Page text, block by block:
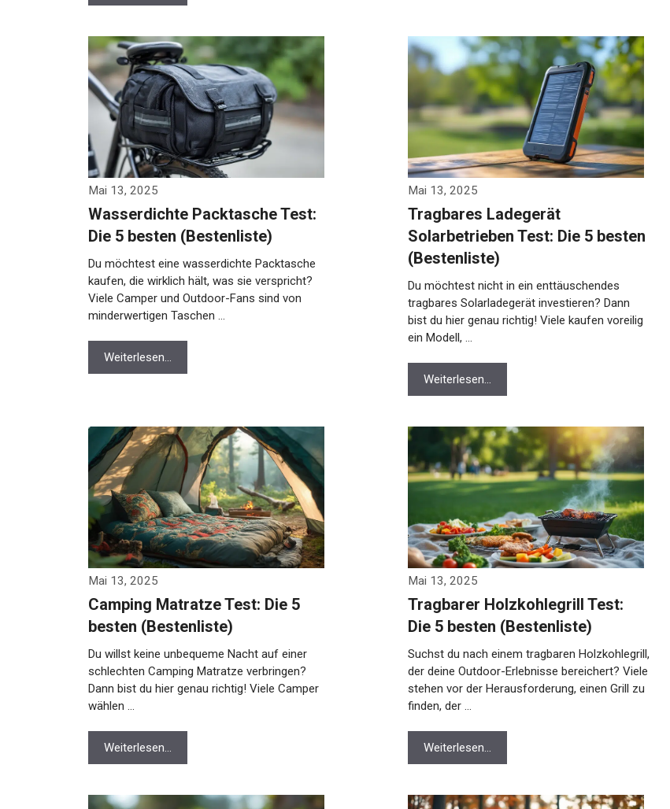
Mai 13, 2025
Wasserdichte Packtasche Test:
Die 5 besten (Bestenliste)
Du möchtest eine wasserdichte Packtasche
kaufen, die wirklich hält, was sie verspricht?
Viele Camper und Outdoor-Fans sind von
minderwertigen Taschen …
Weiterlesen…
Mai 13, 2025
Tragbares Ladegerät
Solarbetrieben Test: Die 5 besten
(Bestenliste)
Du möchtest nicht in ein enttäuschendes
tragbares Solarladegerät investieren? Dann
bist du hier genau richtig! Viele kaufen voreilig
ein Modell, …
Weiterlesen…
Mai 13, 2025
Camping Matratze Test: Die 5
besten (Bestenliste)
Du willst keine unbequeme Nacht auf einer
schlechten Camping Matratze verbringen?
Dann bist du hier genau richtig! Viele Camper
wählen …
Weiterlesen…
Mai 13, 2025
Tragbarer Holzkohlegrill Test:
Die 5 besten (Bestenliste)
Suchst du nach einem tragbaren Holzkohlegrill,
der deine Outdoor-Erlebnisse bereichert? Viele
stehen vor der Herausforderung, einen Grill zu
finden, der …
Weiterlesen…